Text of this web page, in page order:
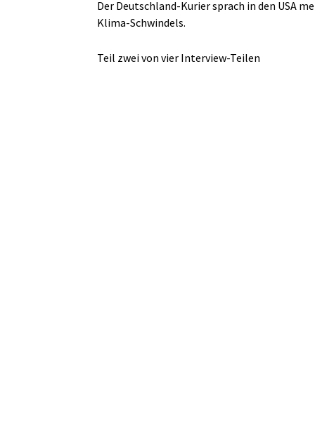
Der Deutschland-Kurier sprach in den USA
Klima-Schwindels.
Teil zwei von vier Interview-Teilen